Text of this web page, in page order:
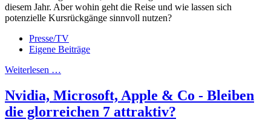
diesem Jahr. Aber wohin geht die Reise und wie lassen sich
potenzielle Kursrückgänge sinnvoll nutzen?
Presse/TV
Eigene Beiträge
Weiterlesen …
Nvidia, Microsoft, Apple & Co - Bleiben
die glorreichen 7 attraktiv?